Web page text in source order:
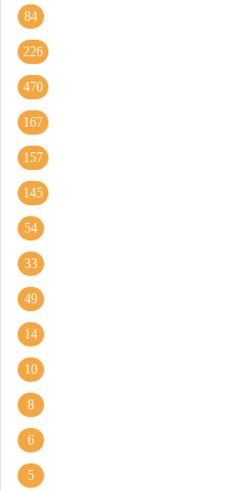
84
226
470
167
157
145
54
33
49
14
10
8
6
5